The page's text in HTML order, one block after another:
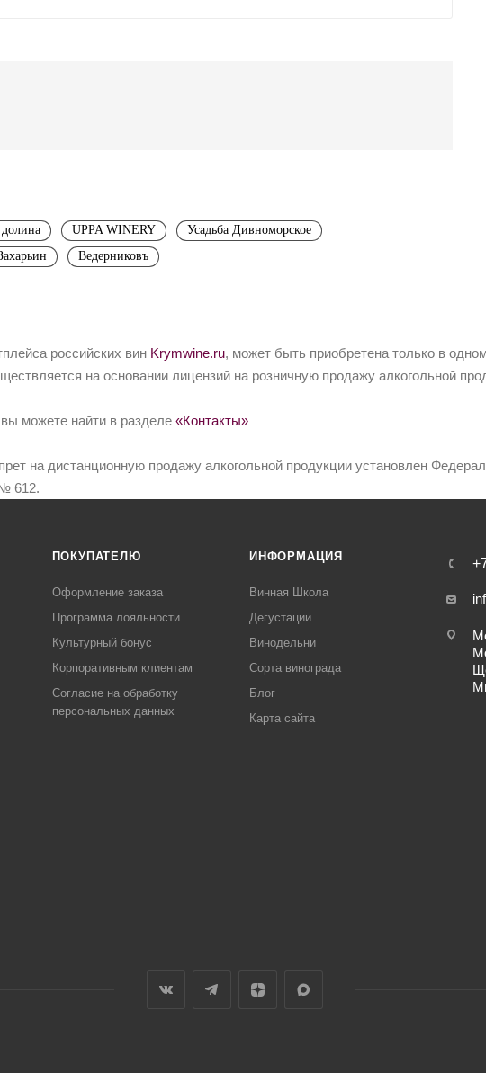
UPPA WINERY
Усадьба Дивноморское
Ведерниковъ
российских вин Krymwine.ru, может быть приобретена только в
на основании лицензий на розничную продажу алкогольной
можете найти в разделе «Контакты»
на дистанционную продажу алкогольной продукции установлен
612.
ПОКУПАТЕЛЮ
Оформление заказа
Программа лояльности
Культурный бонус
Корпоративным клиентам
Согласие на обработку
персональных данных
ИНФОРМАЦИЯ
Винная Школа
Дегустации
Винодельни
Сорта винограда
Блог
Карта сайта